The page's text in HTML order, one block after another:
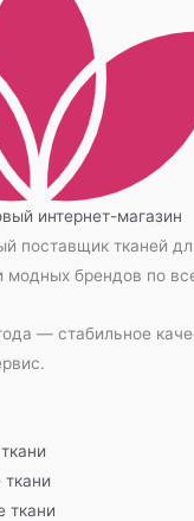
интернет-магазин
поставщик тканей
модных брендов по
— стабильное
ткани